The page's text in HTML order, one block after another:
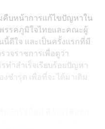
คืบหน้าการ​แก้ไขปัญหา​ใน
รรคภูมิใจไทยและคณะผู้
นี้ดีใจ และเป็นครั้งแรกที่มี
จราชการเพื่อดูว่า
ำสำเร็จเรียบร้อยปัญหา
ชำรุด​ เพื่อที่จะได้มาเติม